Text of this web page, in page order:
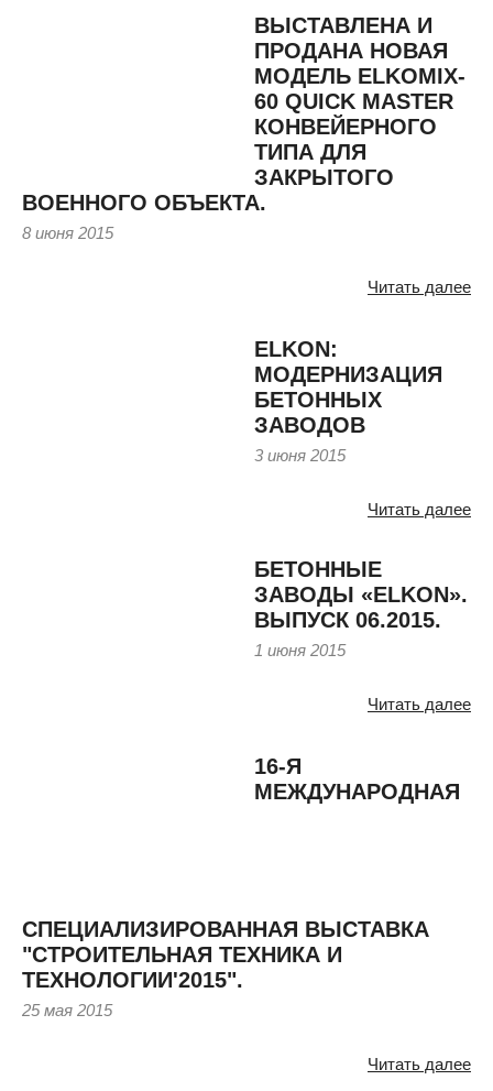
ВЫСТАВЛЕНА И
ПРОДАНА НОВАЯ
МОДЕЛЬ ELKOMIX-
60 QUICK MASTER
КОНВЕЙЕРНОГО
ТИПА ДЛЯ
ЗАКРЫТОГО
ВОЕННОГО ОБЪЕКТА.
8 июня 2015
Читать далее
ELKON:
МОДЕРНИЗАЦИЯ
БЕТОННЫХ
ЗАВОДОВ
3 июня 2015
Читать далее
БЕТОННЫЕ
ЗАВОДЫ «ELKON».
ВЫПУСК 06.2015.
1 июня 2015
Читать далее
16-Я
МЕЖДУНАРОДНАЯ
СПЕЦИАЛИЗИРОВАННАЯ ВЫСТАВКА
"СТРОИТЕЛЬНАЯ ТЕХНИКА И
ТЕХНОЛОГИИ'2015".
25 мая 2015
Читать далее